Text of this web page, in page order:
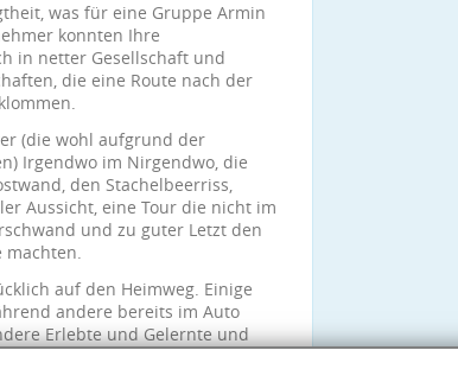
was für eine Gruppe Armin
konnten Ihre
in netter Gesellschaft und
die eine Route nach der
(die wohl aufgrund der
Irgendwo im Nirgendwo, die
den Stachelbeerriss,
Aussicht, eine Tour die nicht im
und zu guter Letzt den
machten.
auf den Heimweg. Einige
andere bereits im Auto
Erlebte und Gelernte und
Tag in der Natur und am